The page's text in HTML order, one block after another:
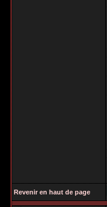
Revenir en haut de page